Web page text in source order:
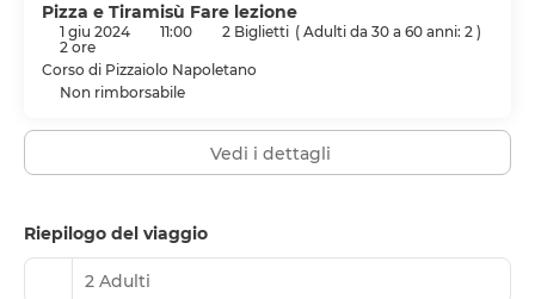
Pizza e Tiramisù Fare lezione
1 giu 2024 11:00 2 Biglietti ( Adulti da 30 a 60 anni: 2 )
2 ore
Corso di Pizzaiolo Napoletano
Non rimborsabile
Vedi i dettagli
Riepilogo del viaggio
2 Adulti